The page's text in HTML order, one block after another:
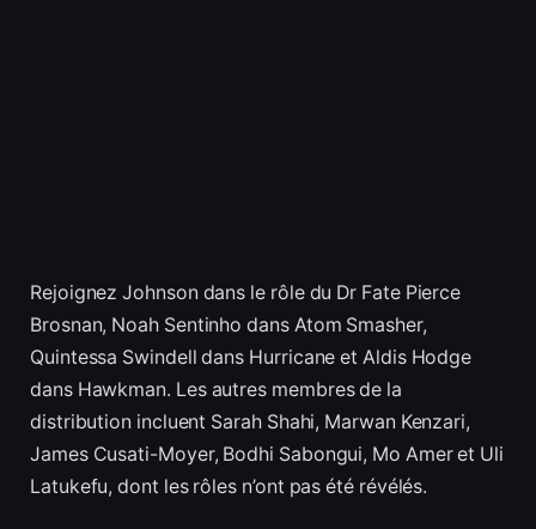
Rejoignez Johnson dans le rôle du Dr Fate Pierce
Brosnan, Noah Sentinho dans Atom Smasher,
Quintessa Swindell dans Hurricane et Aldis Hodge
dans Hawkman. Les autres membres de la
distribution incluent Sarah Shahi, Marwan Kenzari,
James Cusati-Moyer, Bodhi Sabongui, Mo Amer et Uli
Latukefu, dont les rôles n’ont pas été révélés.